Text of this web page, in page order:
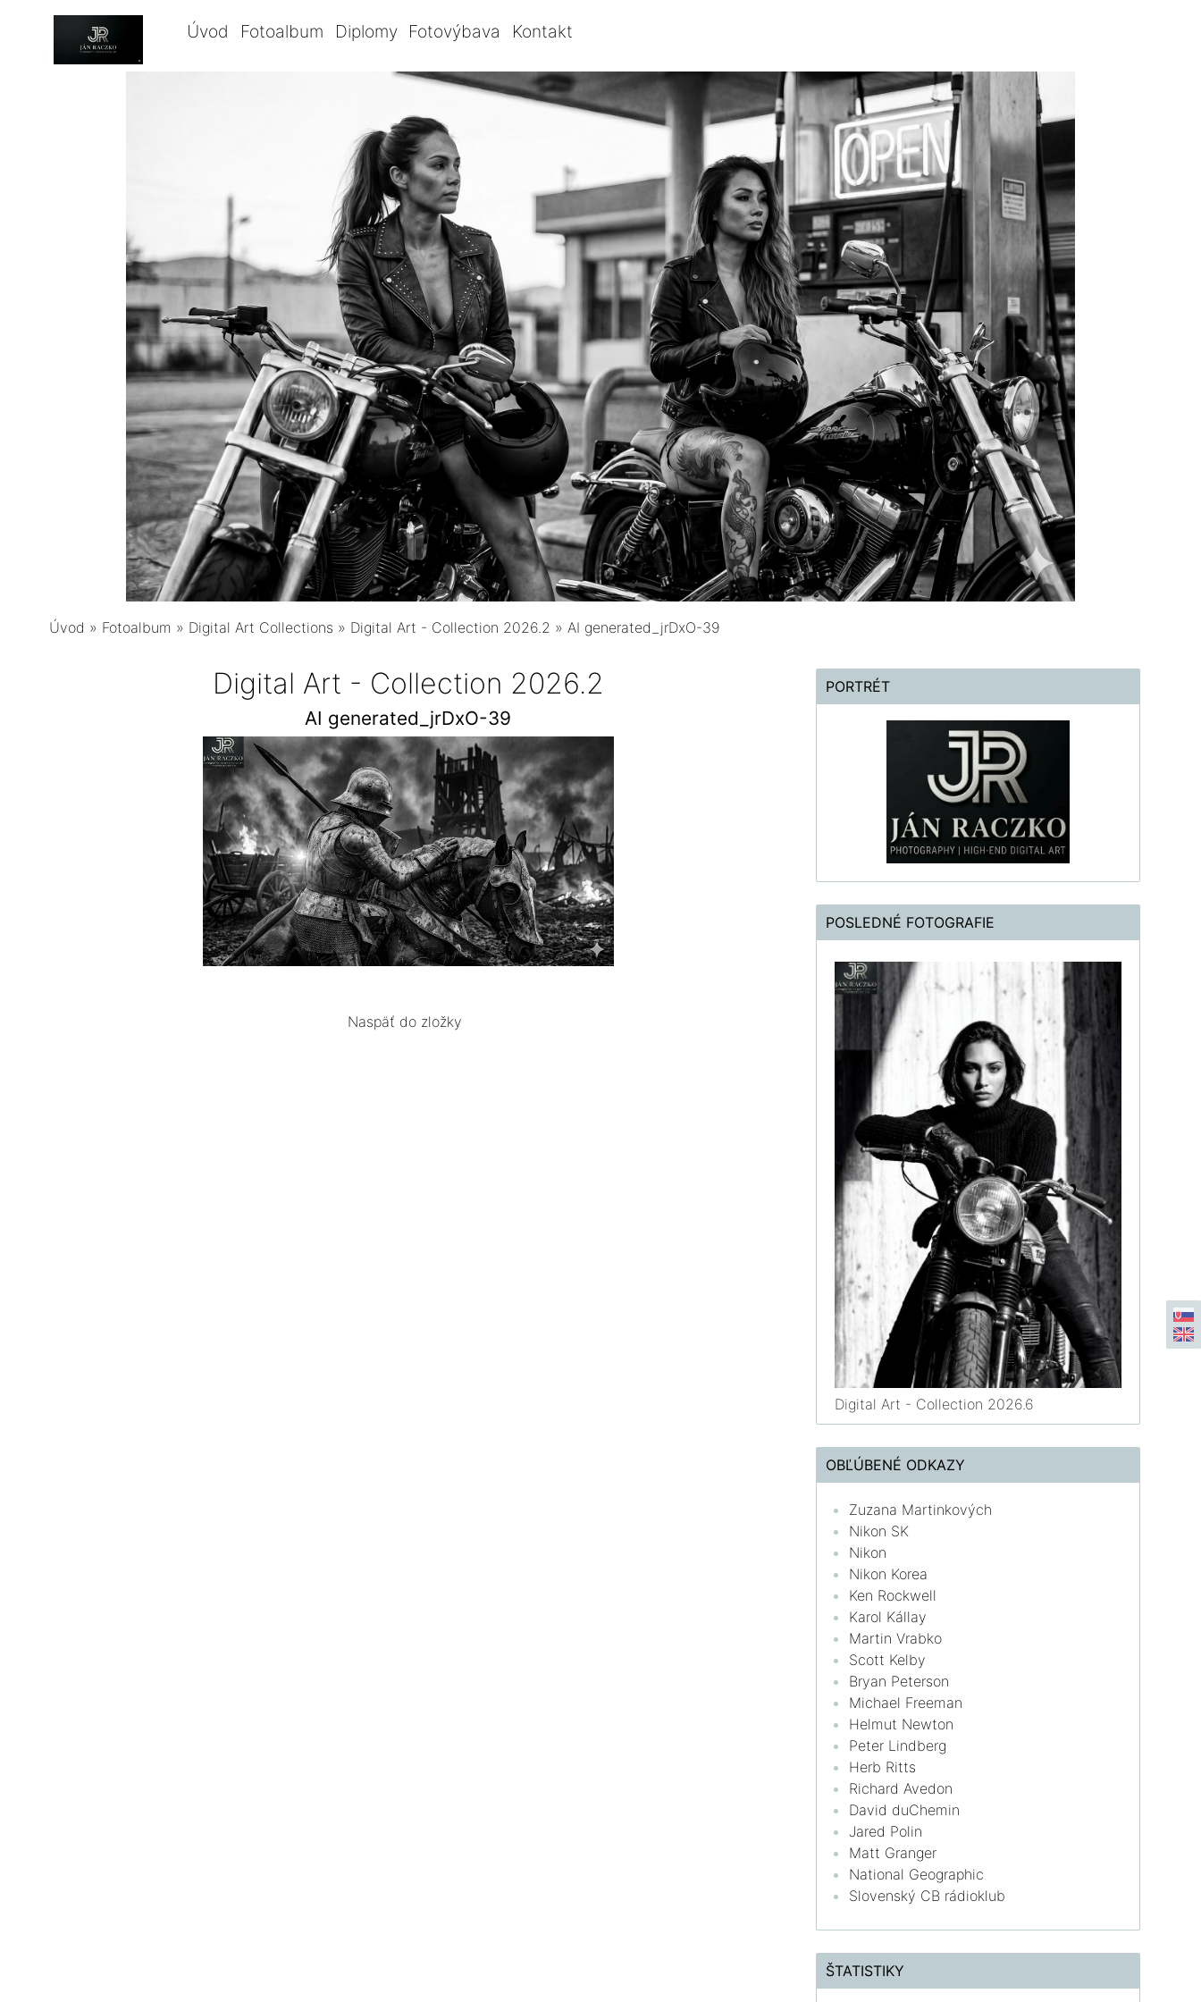
Úvod Fotoalbum Diplomy Fotovýbava Kontakt
Úvod » Fotoalbum » Digital Art Collections » Digital Art - Collection 2026.2 » AI generated_jrDxO-39
Digital Art - Collection 2026.2
AI generated_jrDxO-39
Naspäť do zložky
PORTRÉT
POSLEDNÉ FOTOGRAFIE
Digital Art - Collection 2026.6
OBĽÚBENÉ ODKAZY
Zuzana Martinkových
Nikon SK
Nikon
Nikon Korea
Ken Rockwell
Karol Kállay
Martin Vrabko
Scott Kelby
Bryan Peterson
Michael Freeman
Helmut Newton
Peter Lindberg
Herb Ritts
Richard Avedon
David duChemin
Jared Polin
Matt Granger
National Geographic
Slovenský CB rádioklub
ŠTATISTIKY